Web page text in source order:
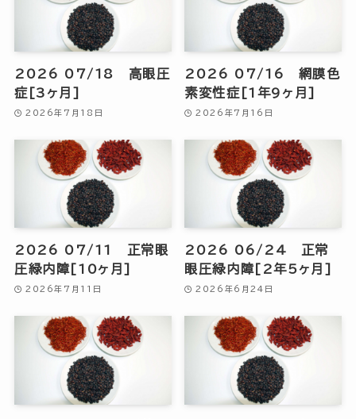
2026 07/18 高眼圧
症[3ヶ月]
2026年7月18日
2026 07/16 網膜色
素変性症[1年9ヶ月]
2026年7月16日
2026 07/11 正常眼
圧緑内障[10ヶ月]
2026年7月11日
2026 06/24 正常
眼圧緑内障[2年5ヶ月]
2026年6月24日